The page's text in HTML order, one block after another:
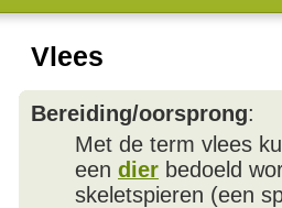
Vlees
Bereiding/oorsprong:
Met de term vlees
een dier bedoeld
skeletspieren (een